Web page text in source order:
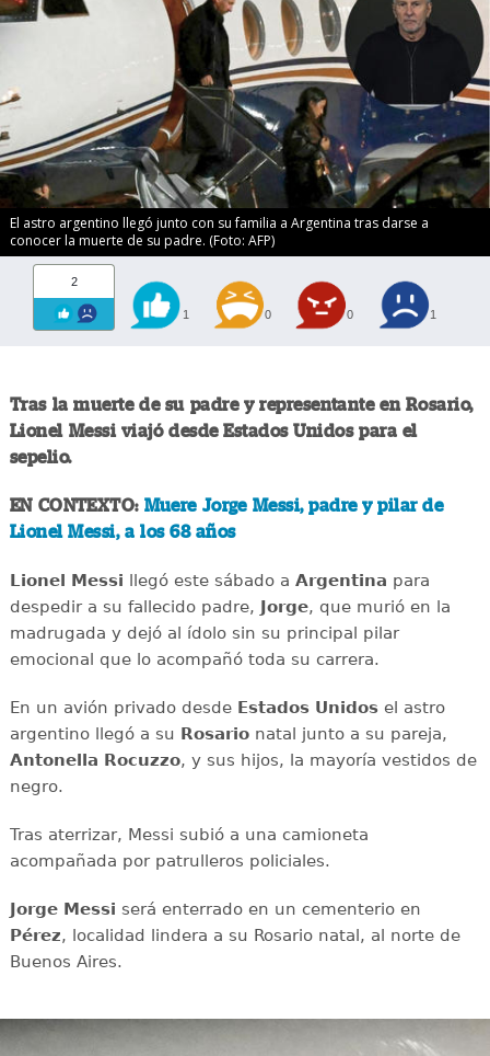
El astro argentino llegó junto con su familia a Argentina tras darse a
conocer la muerte de su padre. (Foto: AFP)
2
1 0 0 1
Tras la muerte de su padre y representante en Rosario,
Lionel Messiviajó desde Estados Unidos para el
sepelio.
EN CONTEXTO: Muere Jorge Messi, padre y pilar de
Lionel Messi, a los 68 años
Lionel Messi llegó este sábado a Argentina para
despedir a su fallecido padre, Jorge, que murió en la
madrugada y dejó al ídolo sin su principal pilar
emocional que lo acompañó toda su carrera.
En un avión privado desdeEstados Unidosel astro
argentino llegó a su Rosarionatal junto a su pareja,
Antonella Rocuzzo, y sus hijos, la mayoría vestidos de
negro.
Tras aterrizar, Messi subió a una camioneta
acompañada por patrulleros policiales.
Jorge Messi será enterrado en un cementerio en
Pérez, localidad lindera a su Rosario natal, al norte de
Buenos Aires.